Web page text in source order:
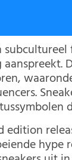
hype